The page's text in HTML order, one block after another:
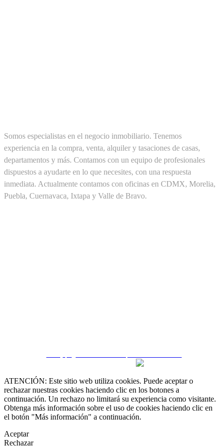
Somos especialistas en el negocio inmobiliario. Tenemos
experiencia en la compra, venta, alquiler y tasaciones de casas,
departamentos y más. Contamos con un equipo de profesionales
dispuestos a ayudarte en lo que necesites, con una respuesta
inmediata. Actualmente contamos con oficinas en CDMX, Morelia,
Puebla, Cuernavaca, Ixtapa y Valle de Bravo.
ATENCIÓN: Este sitio web utiliza cookies. Puede aceptar o
rechazar nuestras cookies haciendo clic en los botones a
continuación. Un rechazo no limitará su experiencia como visitante.
Obtenga más información sobre el uso de cookies haciendo clic en
el botón "Más información" a continuación.
Aceptar
Rechazar